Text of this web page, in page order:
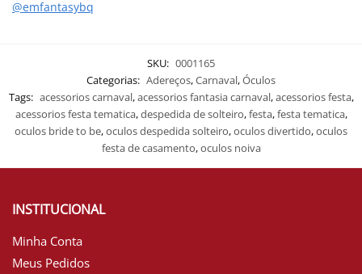
@emfantasybq
SKU: 0001165
Categorias: Adereços,Carnaval,Óculos
Tags: acessorios carnaval,acessorios fantasia carnaval,acessorios festa,
acessorios festa tematica,despedida de solteiro,festa,festa tematica,
oculos bride to be,oculos despedida solteiro,oculos divertido,oculos
festa de casamento,oculos noiva
INSTITUCIONAL
Minha Conta
Meus Pedidos